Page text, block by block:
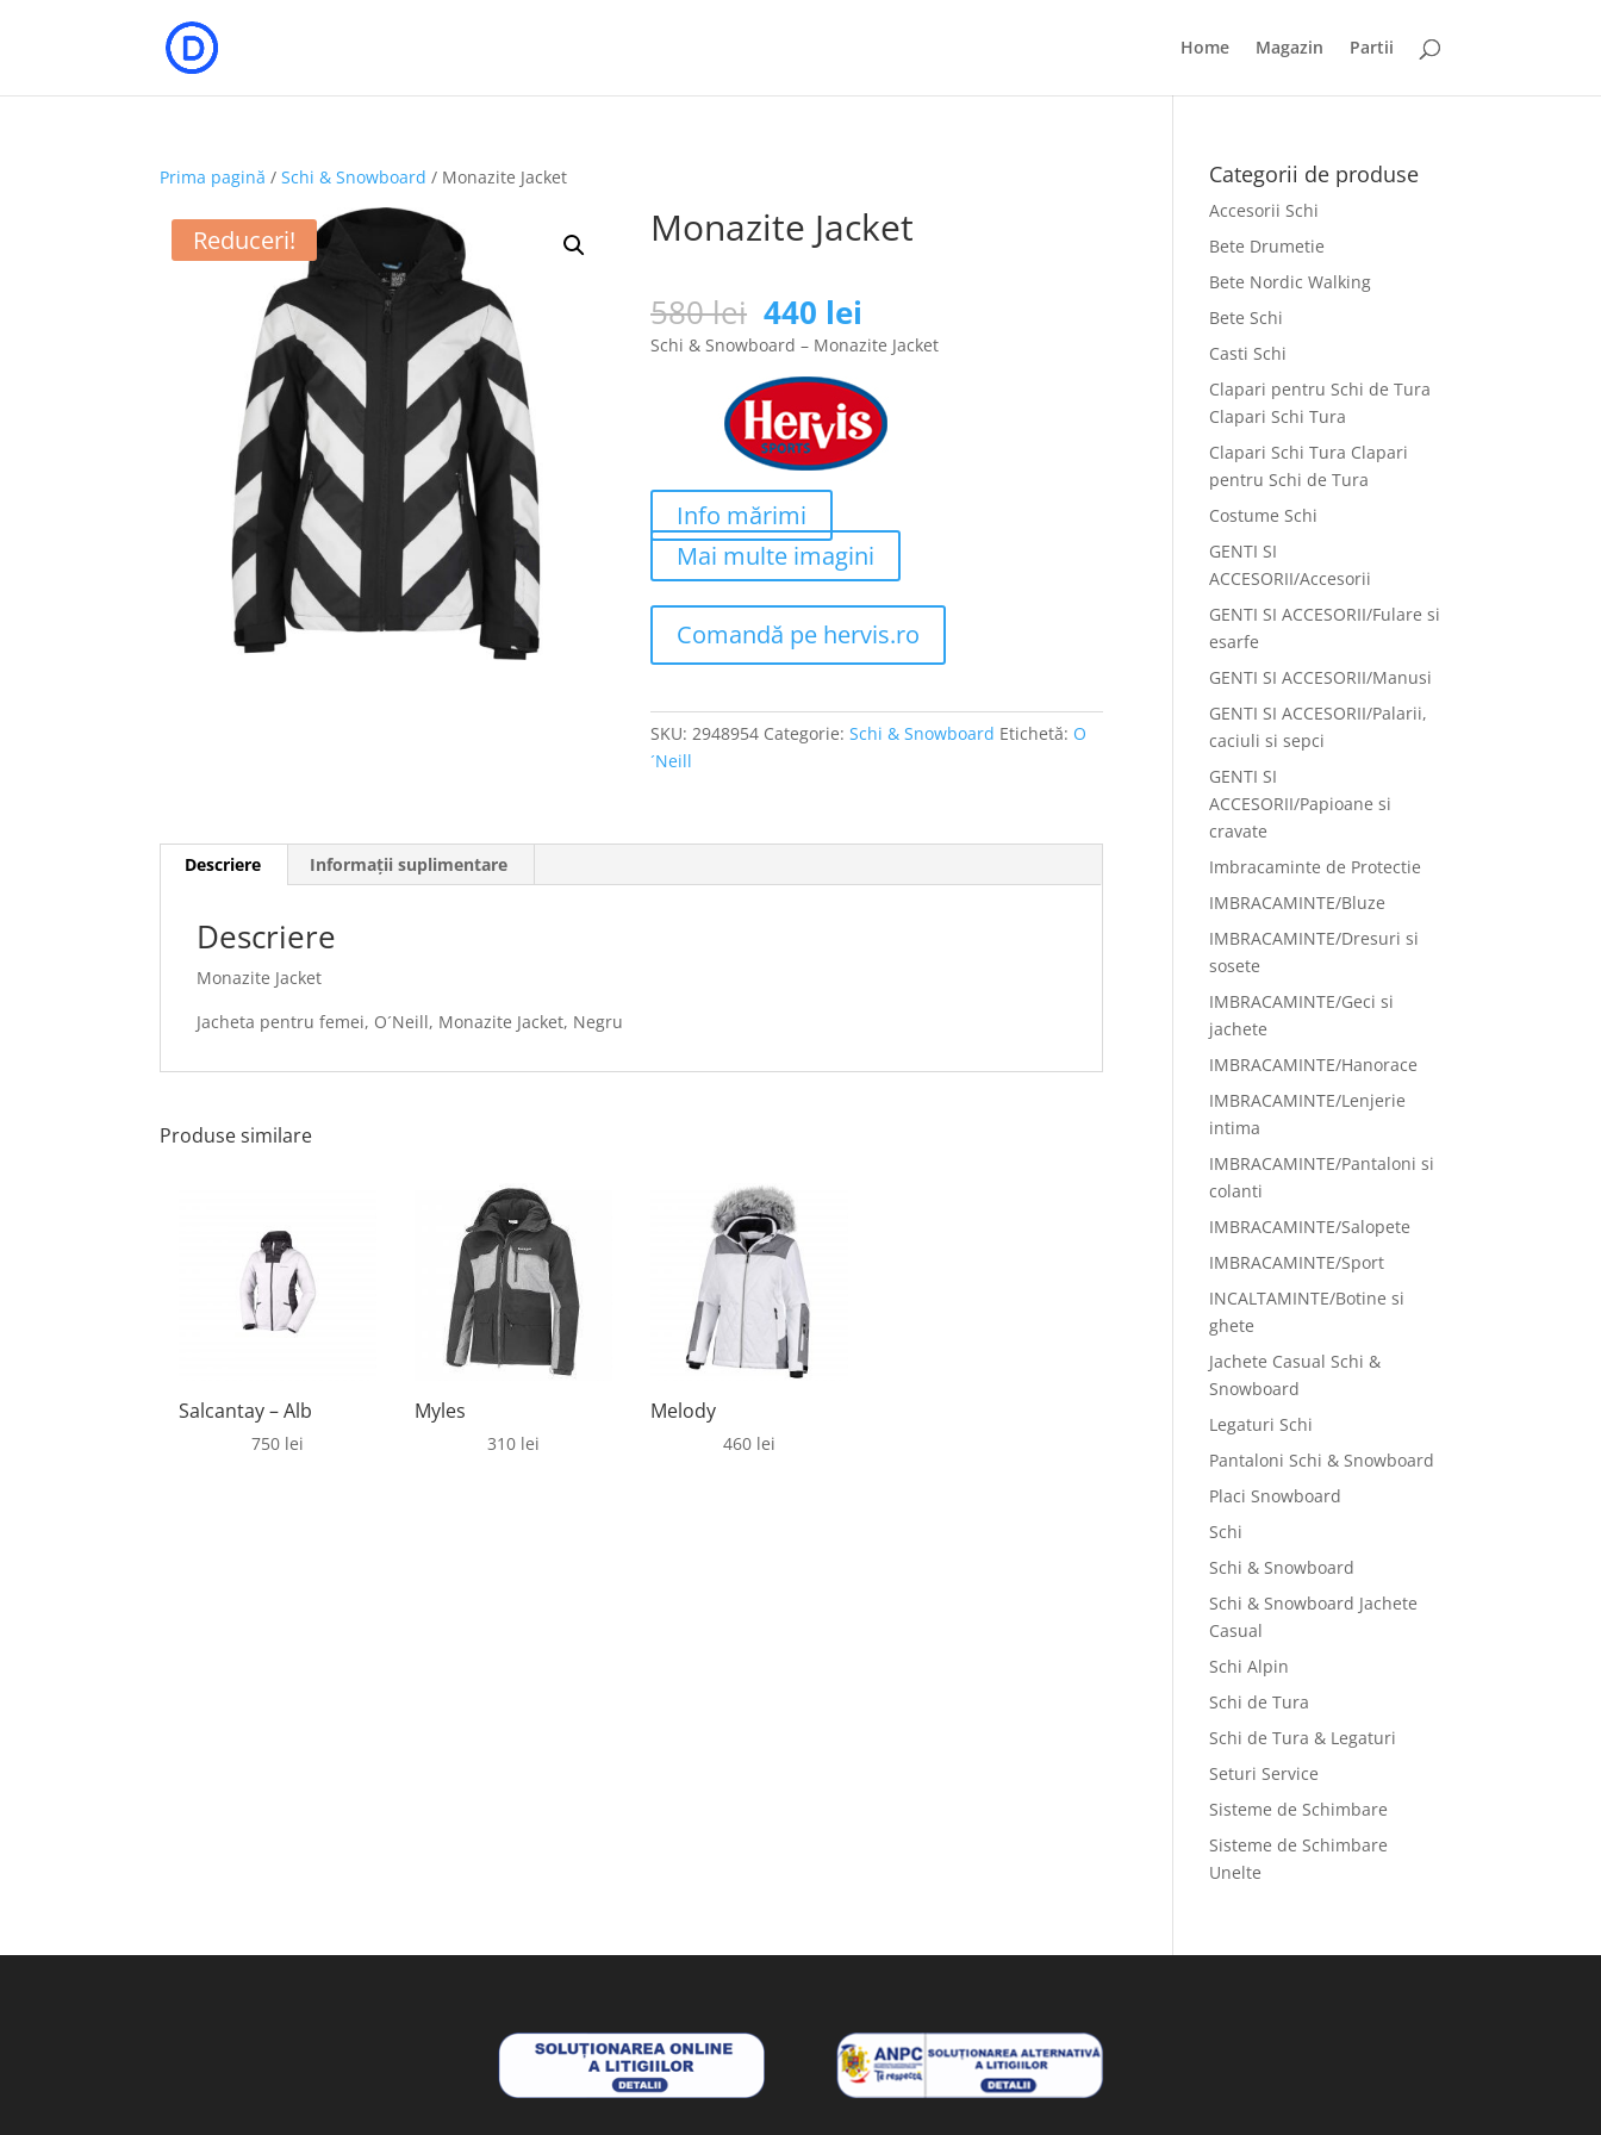
Home Magazin Partii
Prima pagină /Schi & Snowboard / Monazite Jacket
Reduceri! Monazite Jacket
580lei Prețul
inițial
a
fost:
580 lei.
440 lei
curent
este:
440 lei.
Schi & Snowboard – Monazite Jacket
Info mărimi
Mai multe imagini
Comandă pe hervis.ro
SKU:2948954 Categorie:Schi & Snowboard Etichetă: O
´Neill
Descriere Informații suplimentare
Descriere
Monazite Jacket
Jacheta pentru femei, O´Neill, Monazite Jacket, Negru
Produse similare
Salcantay – Alb
750 lei
Myles
310 lei
Melody
460 lei
Categorii de produse
Accesorii Schi
Bete Drumetie
Bete Nordic Walking
Bete Schi
Casti Schi
Clapari pentru Schi de Tura
Clapari Schi Tura
Clapari Schi Tura Clapari
pentru Schi de Tura
Costume Schi
GENTI SI
ACCESORII/Accesorii
GENTI SI ACCESORII/Fulare si
esarfe
GENTI SI ACCESORII/Manusi
GENTI SI ACCESORII/Palarii,
caciuli si sepci
GENTI SI
ACCESORII/Papioane si
cravate
Imbracaminte de Protectie
IMBRACAMINTE/Bluze
IMBRACAMINTE/Dresuri si
sosete
IMBRACAMINTE/Geci si
jachete
IMBRACAMINTE/Hanorace
IMBRACAMINTE/Lenjerie
intima
IMBRACAMINTE/Pantaloni si
colanti
IMBRACAMINTE/Salopete
IMBRACAMINTE/Sport
INCALTAMINTE/Botine si
ghete
Jachete Casual Schi &
Snowboard
Legaturi Schi
Pantaloni Schi & Snowboard
Placi Snowboard
Schi
Schi & Snowboard
Schi & Snowboard Jachete
Casual
Schi Alpin
Schi de Tura
Schi de Tura & Legaturi
Seturi Service
Sisteme de Schimbare
Sisteme de Schimbare
Unelte